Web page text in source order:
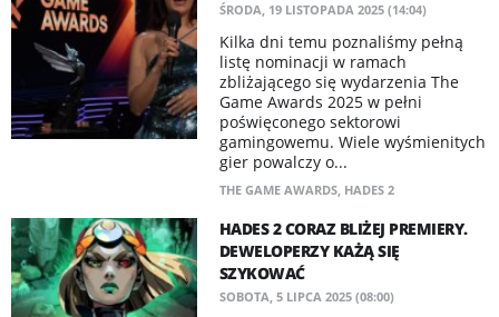
ŚRODA, 19 LISTOPADA 2025 (14:04)
Kilka dni temu poznaliśmy pełną
listę nominacji w ramach
zbliżającego się wydarzenia The
Game Awards 2025 w pełni
poświęconego sektorowi
gamingowemu. Wiele wyśmienitych
gier powalczy o...
THE GAME AWARDS, HADES 2
HADES 2 CORAZ BLIŻEJ PREMIERY.
DEWELOPERZY KAŻĄ SIĘ
SZYKOWAĆ
SOBOTA, 5 LIPCA 2025 (08:00)